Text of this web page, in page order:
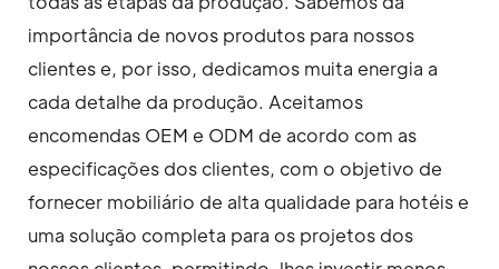
importância de novos produtos para nossos
clientes e, por isso, dedicamos muita energia a
cada detalhe da produção. Aceitamos
encomendas OEM e ODM de acordo com as
especificações dos clientes, com o objetivo de
fornecer mobiliário de alta qualidade para hotéis e
uma solução completa para os projetos dos